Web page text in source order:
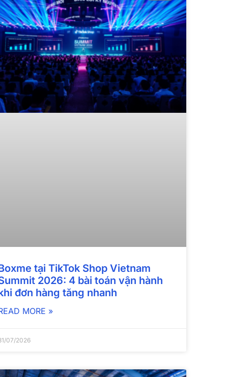
tại TikTok Shop Vietnam
2026: 4 bài toán vận hành
đơn hàng tăng nhanh
MORE »
07/2026